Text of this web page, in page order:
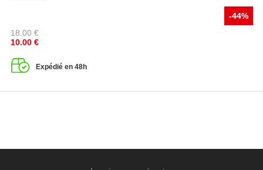
-44%
18.00 €
10.00 €
Expédié en 48h